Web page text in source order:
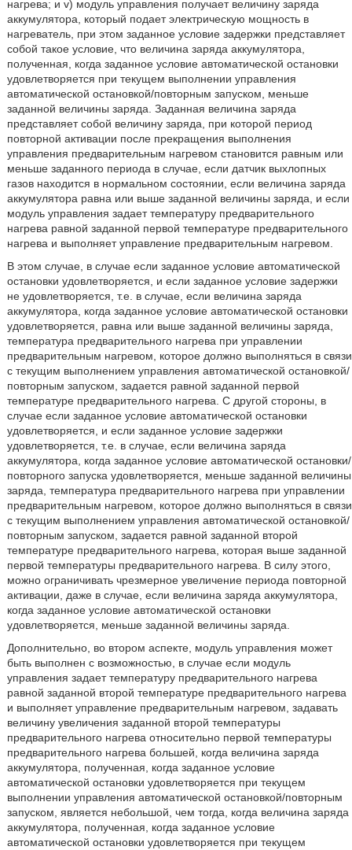
нагрева; и v) модуль управления получает величину заряда
аккумулятора, который подает электрическую мощность в
нагреватель, при этом заданное условие задержки представляет
собой такое условие, что величина заряда аккумулятора,
полученная, когда заданное условие автоматической остановки
удовлетворяется при текущем выполнении управления
автоматической остановкой/повторным запуском, меньше
заданной величины заряда. Заданная величина заряда
представляет собой величину заряда, при которой период
повторной активации после прекращения выполнения
управления предварительным нагревом становится равным или
меньше заданного периода в случае, если датчик выхлопных
газов находится в нормальном состоянии, если величина заряда
аккумулятора равна или выше заданной величины заряда, и если
модуль управления задает температуру предварительного
нагрева равной заданной первой температуре предварительного
нагрева и выполняет управление предварительным нагревом.
В этом случае, в случае если заданное условие автоматической
остановки удовлетворяется, и если заданное условие задержки
не удовлетворяется, т.е. в случае, если величина заряда
аккумулятора, когда заданное условие автоматической остановки
удовлетворяется, равна или выше заданной величины заряда,
температура предварительного нагрева при управлении
предварительным нагревом, которое должно выполняться в связи
с текущим выполнением управления автоматической остановкой/
повторным запуском, задается равной заданной первой
температуре предварительного нагрева. С другой стороны, в
случае если заданное условие автоматической остановки
удовлетворяется, и если заданное условие задержки
удовлетворяется, т.е. в случае, если величина заряда
аккумулятора, когда заданное условие автоматической остановки/
повторного запуска удовлетворяется, меньше заданной величины
заряда, температура предварительного нагрева при управлении
предварительным нагревом, которое должно выполняться в связи
с текущим выполнением управления автоматической остановкой/
повторным запуском, задается равной заданной второй
температуре предварительного нагрева, которая выше заданной
первой температуры предварительного нагрева. В силу этого,
можно ограничивать чрезмерное увеличение периода повторной
активации, даже в случае, если величина заряда аккумулятора,
когда заданное условие автоматической остановки
удовлетворяется, меньше заданной величины заряда.
Дополнительно, во втором аспекте, модуль управления может
быть выполнен с возможностью, в случае если модуль
управления задает температуру предварительного нагрева
равной заданной второй температуре предварительного нагрева
и выполняет управление предварительным нагревом, задавать
величину увеличения заданной второй температуры
предварительного нагрева относительно первой температуры
предварительного нагрева большей, когда величина заряда
аккумулятора, полученная, когда заданное условие
автоматической остановки удовлетворяется при текущем
выполнении управления автоматической остановкой/повторным
запуском, является небольшой, чем тогда, когда величина заряда
аккумулятора, полученная, когда заданное условие
автоматической остановки удовлетворяется при текущем